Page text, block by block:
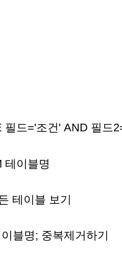
드='조건' AND 필드
테이블명
테이블 보기
블명; 중복제거하기